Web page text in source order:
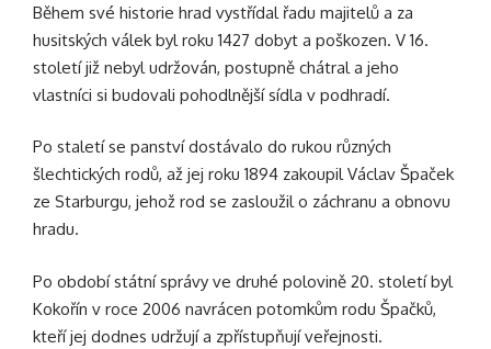
Během své historie hrad vystřídal řadu majitelů a za
husitských válek byl roku 1427 dobyt a poškozen. V 16.
století již nebyl udržován, postupně chátral a jeho
vlastníci si budovali pohodlnější sídla v podhradí.
Po staletí se panství dostávalo do rukou různých
šlechtických rodů, až jej roku 1894 zakoupil Václav Špaček
ze Starburgu, jehož rod se zasloužil o záchranu a obnovu
hradu.
Po období státní správy ve druhé polovině 20. století byl
Kokořín v roce 2006 navrácen potomkům rodu Špačků,
kteří jej dodnes udržují a zpřístupňují veřejnosti.